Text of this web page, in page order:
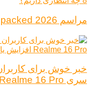
مراسم Galaxy Unpacked 2026
خبر خوش برای
سری Realme 16 Pro افزایش یافت